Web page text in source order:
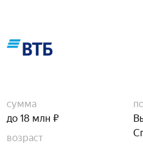
сумма
до 18 млн ₽
возраст